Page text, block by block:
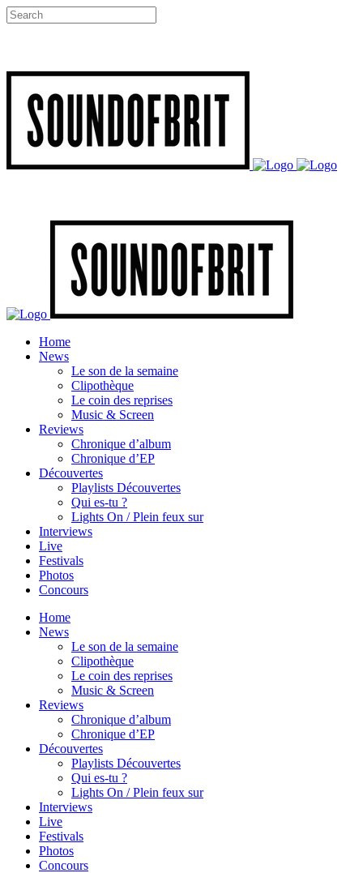
Home
News
Le son de la semaine
Clipothèque
Le coin des reprises
Music & Screen
Reviews
Chronique d’album
Chronique d’EP
Découvertes
Playlists Découvertes
Qui es-tu ?
Lights On / Plein feux sur
Interviews
Live
Festivals
Photos
Concours
Home
News
Le son de la semaine
Clipothèque
Le coin des reprises
Music & Screen
Reviews
Chronique d’album
Chronique d’EP
Découvertes
Playlists Découvertes
Qui es-tu ?
Lights On / Plein feux sur
Interviews
Live
Festivals
Photos
Concours